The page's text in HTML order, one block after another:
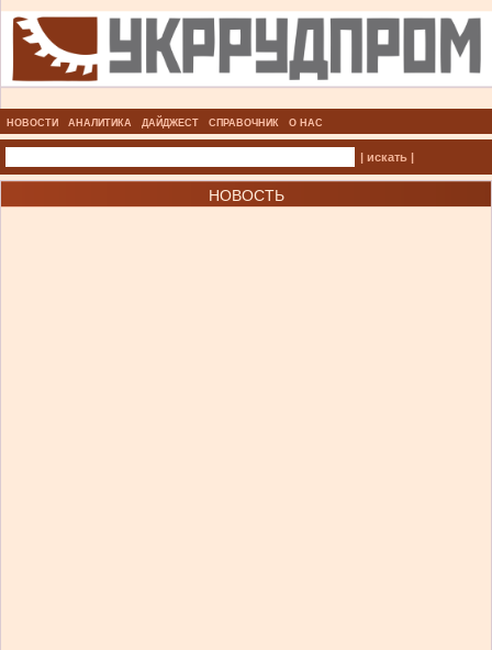
НОВОСТИ АНАЛИТИКА ДАЙДЖЕСТ СПРАВОЧНИК О НАС
| искать |
НОВОСТЬ